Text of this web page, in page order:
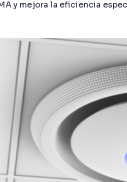
y mejora la eficiencia